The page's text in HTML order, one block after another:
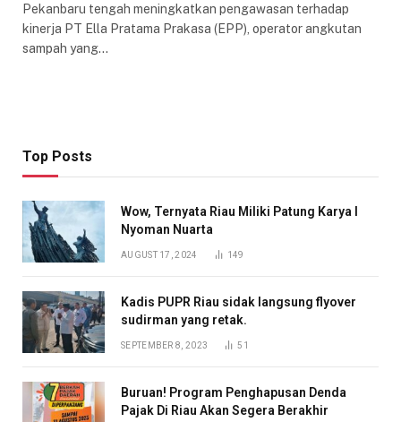
Pekanbaru tengah meningkatkan pengawasan terhadap
kinerja PT Ella Pratama Prakasa (EPP), operator angkutan
sampah yang…
Top Posts
Wow, Ternyata Riau Miliki Patung Karya I
Nyoman Nuarta
AUGUST 17, 2024 149
Kadis PUPR Riau sidak langsung flyover
sudirman yang retak.
SEPTEMBER 8, 2023 51
Buruan! Program Penghapusan Denda
Pajak Di Riau Akan Segera Berakhir